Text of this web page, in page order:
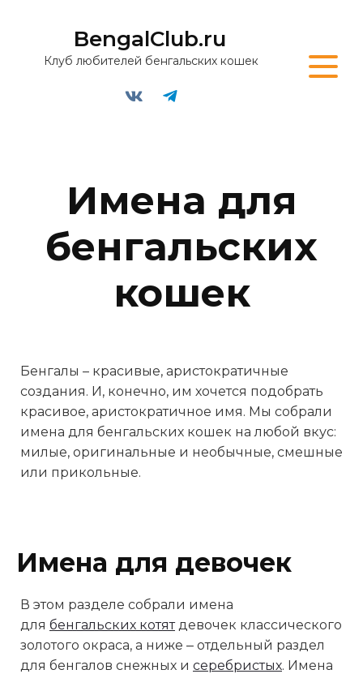
BengalClub.ru
Клуб любителей бенгальских кошек
Имена для
бенгальских
кошек
Бенгалы – красивые, аристократичные
создания. И, конечно, им хочется подобрать
красивое, аристократичное имя. Мы собрали
имена для бенгальских кошек на любой вкус:
милые, оригинальные и необычные, смешные
или прикольные.
Имена для девочек
В этом разделе собрали имена
для бенгальских котят девочек классического
золотого окраса, а ниже ‒ отдельный раздел
для бенгалов снежных и серебристых. Имена